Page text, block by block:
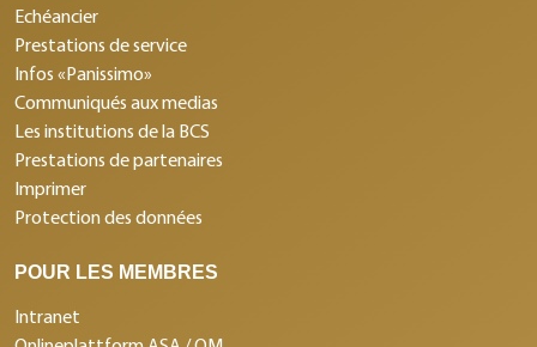
Echéancier
Prestations de service
Infos «Panissimo»
Communiqués aux medias
Les institutions de la BCS
Prestations de partenaires
Imprimer
Protection des données
POUR LES MEMBRES
Intranet